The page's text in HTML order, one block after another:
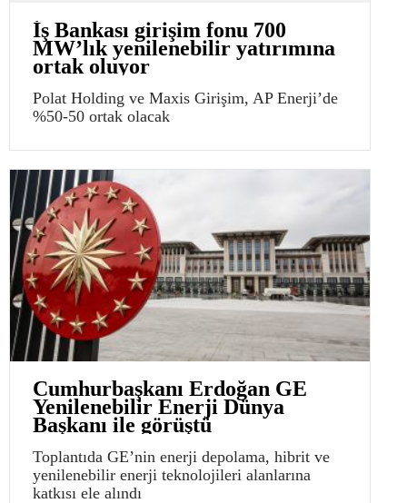
İş Bankası girişim fonu 700
MW’lık yenilenebilir yatırımına
ortak oluyor
Polat Holding ve Maxis Girişim, AP Enerji’de
%50-50 ortak olacak
Cumhurbaşkanı Erdoğan GE
Yenilenebilir Enerji Dünya
Başkanı ile görüştü
Toplantıda GE’nin enerji depolama, hibrit ve
yenilenebilir enerji teknolojileri alanlarına
katkısı ele alındı